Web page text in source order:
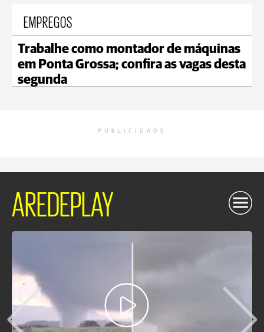
EMPREGOS
Trabalhe como montador de máquinas
em Ponta Grossa; confira as vagas desta
segunda
PUBLICIDADE
AREDEPLAY